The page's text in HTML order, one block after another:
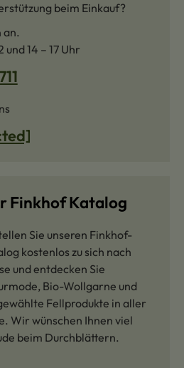
beim Einkauf?
an.
und 14 – 17 Uhr
Finkhof Katalog
Sie unseren Finkhof-
kostenlos zu sich nach
und entdecken Sie
Bio-Wollgarne und
Fellprodukte in aller
Wir wünschen Ihnen viel
beim Durchblättern.